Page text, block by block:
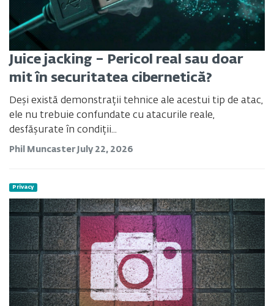
Juice jacking – Pericol real sau doar
mit în securitatea cibernetică?
Deși există demonstrații tehnice ale acestui tip de atac,
ele nu trebuie confundate cu atacurile reale,
desfășurate în condiții...
Phil MuncasterJuly 22, 2026
Privacy